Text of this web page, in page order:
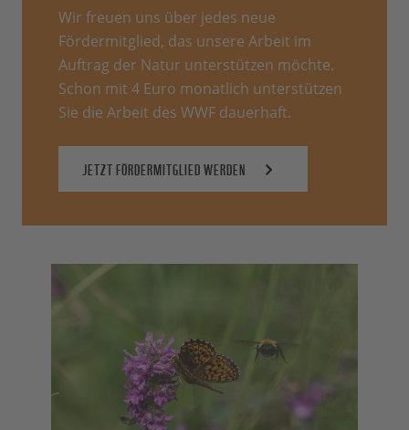
Wir freuen uns über jedes neue
Fördermitglied, das unsere Arbeit im
Auftrag der Natur unterstützen möchte.
Schon mit 4 Euro monatlich unterstützen
Sie die Arbeit des WWF dauerhaft.
JETZT FÖRDERMITGLIED WERDEN